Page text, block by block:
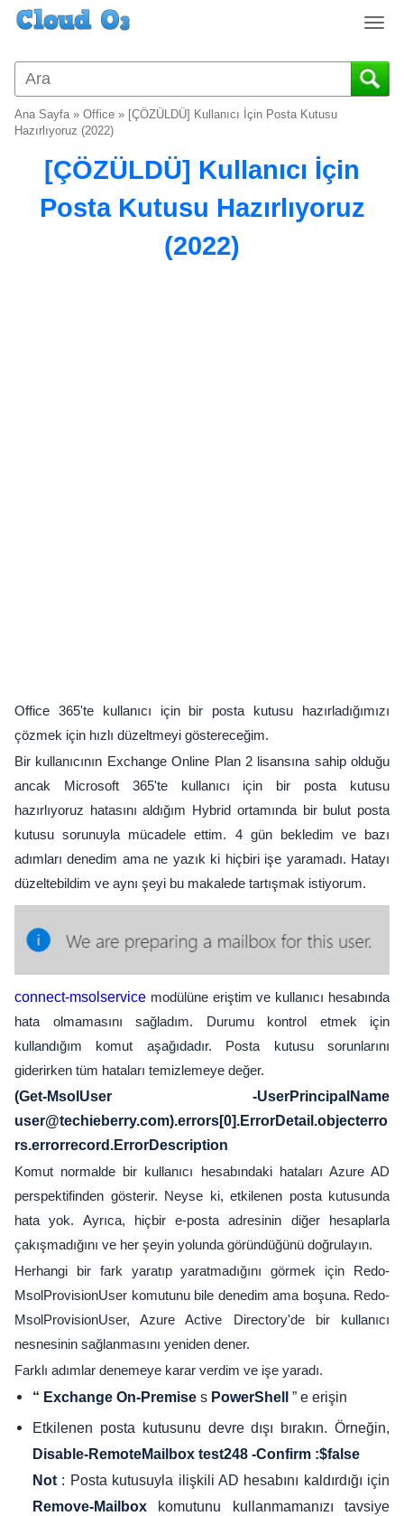
T
g
g
Ana Sayfa» Office » [ÇÖZÜLDÜ] Kullanıcı İçin Posta Kutusu
Hazırlıyoruz (2022)
[ÇÖZÜLDÜ] Kullanıcı İçin
Posta Kutusu Hazırlıyoruz
(2022)
Office 365'te kullanıcı için bir posta kutusu hazırladığımızı
çözmek için hızlı düzeltmeyi göstereceğim.
Bir kullanıcının Exchange Online Plan 2 lisansına sahip olduğu
ancak Microsoft 365'te kullanıcı için bir posta kutusu
hazırlıyoruz hatasını aldığım Hybrid ortamında bir bulut posta
kutusu sorunuyla mücadele ettim. 4 gün bekledim ve bazı
adımları denedim ama ne yazık ki hiçbiri işe yaramadı. Hatayı
düzeltebildim ve aynı şeyi bu makalede tartışmak istiyorum.
connect-msolservice modülüne eriştim ve kullanıcı hesabında
hata olmamasını sağladım. Durumu kontrol etmek için
kullandığım komut aşağıdadır. Posta kutusu sorunlarını
giderirken tüm hataları temizlemeye değer.
(Get-MsolUser -UserPrincipalName
user@techieberry.com).errors[0].ErrorDetail.objecterro
rs.errorrecord.ErrorDescription
Komut normalde bir kullanıcı hesabındaki hataları Azure AD
perspektifinden gösterir. Neyse ki, etkilenen posta kutusunda
hata yok. Ayrıca, hiçbir e-posta adresinin diğer hesaplarla
çakışmadığını ve her şeyin yolunda göründüğünü doğrulayın.
Herhangi bir fark yaratıp yaratmadığını görmek için Redo-
MsolProvisionUser komutunu bile denedim ama boşuna. Redo-
MsolProvisionUser, Azure Active Directory'de bir kullanıcı
nesnesinin sağlanmasını yeniden dener.
Farklı adımlar denemeye karar verdim ve işe yaradı.
“ Exchange On-Premise s PowerShell
” e erişin
Etkilenen posta kutusunu devre dışı bırakın. Örneğin,
Disable-RemoteMailbox test248 -Confirm :$false
Not : Posta kutusuyla ilişkili AD hesabını kaldırdığı için
Remove-Mailbox komutunu kullanmamanızı tavsiye